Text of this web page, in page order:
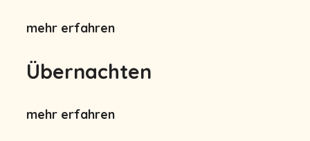
mehr erfahren
Übernachten
mehr erfahren